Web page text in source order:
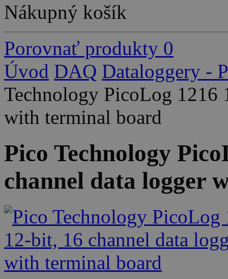
Nákupný košík
Porovnať produkty 0
Úvod DAQ Dataloggery -
Technology PicoLog 1216
with terminal board
Pico Technology
channel data logger